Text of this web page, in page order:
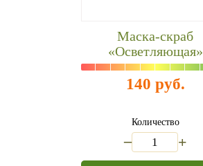
Маска-скраб
«Осветляющая»
140 руб.
Количество
+